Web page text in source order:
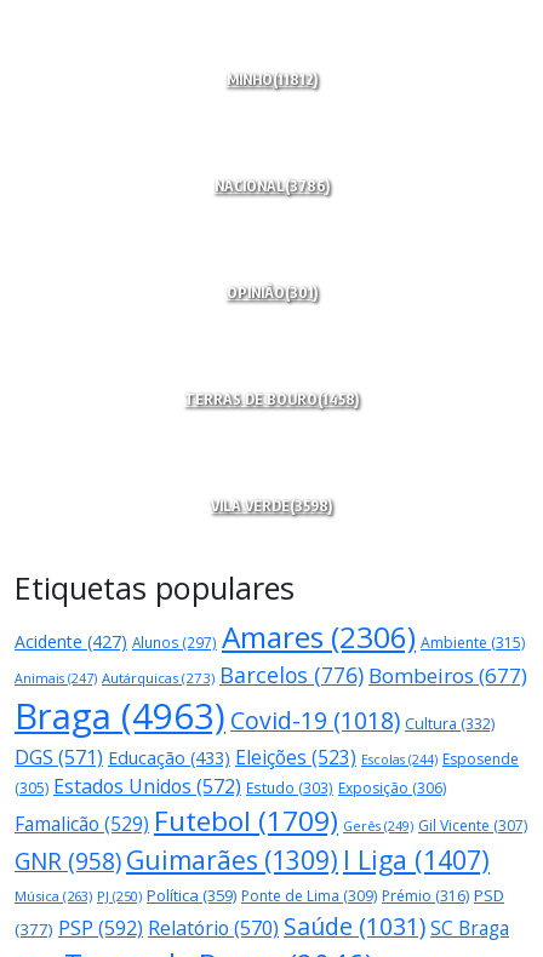
MINHO(11812)
NACIONAL(3786)
OPINIÃO(301)
TERRAS DE BOURO(1458)
VILA VERDE(3598)
Etiquetas populares
Acidente (427) Alunos (297) Amares (2306) Ambiente (315)
Animais (247) Autárquicas (273) Barcelos (776) Bombeiros (677)
Braga (4963) Covid-19 (1018) Cultura (332)
DGS (571) Educação (433) Eleições (523) Escolas (244) Esposende
(305) Estados Unidos (572) Estudo (303) Exposição (306)
Famalicão (529) Futebol (1709) Gerês (249) Gil Vicente (307)
GNR (958)Guimarães (1309) I Liga (1407)
Música (263) PJ (250) Política (359) Ponte de Lima (309) Prémio (316) PSD
(377) PSP (592) Relatório (570) Saúde (1031)SC Braga